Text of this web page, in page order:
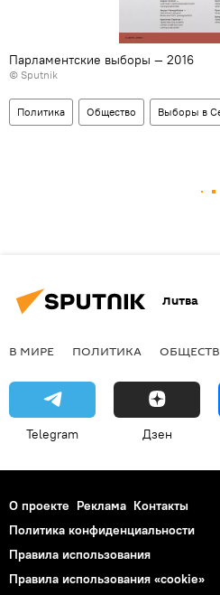
Парламентские выборы — 2016
© Sputnik
Политика Общество Выборы в
Литва
В МИРЕ ПОЛИТИКА
Telegram Дзен
О проекте Реклама Контакты
Политика конфиденциальности
Правила использования
Правила использования «cookie»